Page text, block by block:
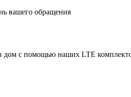
вашего обращения
с помощью наших LTE